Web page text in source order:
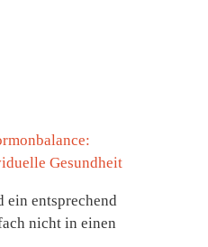
Gesundheit
ein entsprechend
nicht in einen